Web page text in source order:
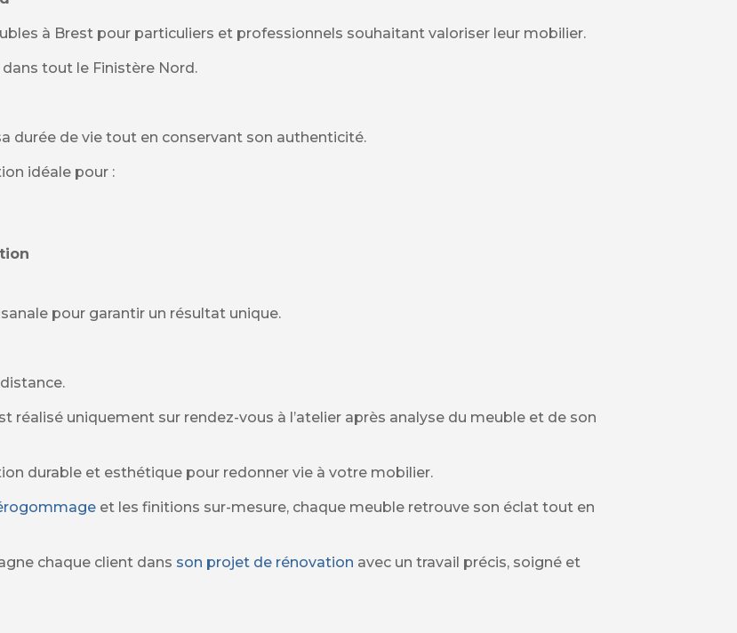
à Brest pour particuliers et professionnels souhaitant valoriser leur mobilier.
tout le Finistère Nord.
durée de vie tout en conservant son authenticité.
idéale pour :
pour garantir un résultat unique.
réalisé uniquement sur rendez-vous à l’atelier après analyse du meuble et de son
durable et esthétique pour redonner vie à votre mobilier.
et les finitions sur-mesure, chaque meuble retrouve son éclat tout en
chaque client dans son projet de rénovation avec un travail précis, soigné et